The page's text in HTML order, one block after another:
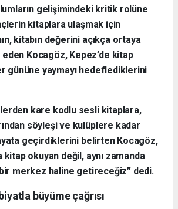
gelişimindeki kritik rolüne
kitaplara ulaşmak için
kitabın değerini açıkça ortaya
Kocagöz, Kepez’de kitap
gününe yaymayı hedeflediklerini
kare kodlu sesli kitaplara,
söyleşi ve kulüplere kadar
geçirdiklerini belirten Kocagöz,
kitap okuyan değil, aynı zamanda
merkez haline getireceğiz” dedi.
büyüme çağrısı